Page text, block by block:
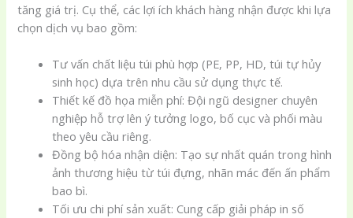
tăng giá trị. Cụ thể, các lợi ích khách hàng nhận được khi lựa
chọn dịch vụ bao gồm:
Tư vấn chất liệu túi phù hợp (PE, PP, HD, túi tự hủy
sinh học) dựa trên nhu cầu sử dụng thực tế.
Thiết kế đồ họa miễn phí: Đội ngũ designer chuyên
nghiệp hỗ trợ lên ý tưởng logo, bố cục và phối màu
theo yêu cầu riêng.
Đồng bộ hóa nhận diện: Tạo sự nhất quán trong hình
ảnh thương hiệu từ túi đựng, nhãn mác đến ấn phẩm
bao bì.
Tối ưu chi phí sản xuất: Cung cấp giải pháp in số